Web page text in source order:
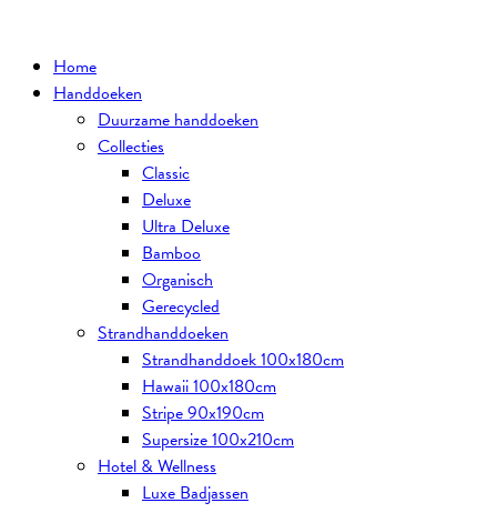
inhoud
Home
Handdoeken
Duurzame handdoeken
Collecties
Classic
Deluxe
Ultra Deluxe
Bamboo
Organisch
Gerecycled
Strandhanddoeken
Strandhanddoek 100x180cm
Hawaii 100x180cm
Stripe 90x190cm
Supersize 100x210cm
Hotel & Wellness
Luxe Badjassen